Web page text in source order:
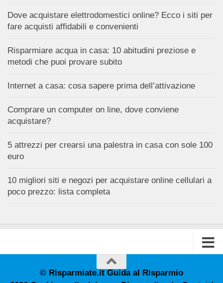
Dove acquistare elettrodomestici online? Ecco i siti per
fare acquisti affidabili e convenienti
Risparmiare acqua in casa: 10 abitudini preziose e
metodi che puoi provare subito
Internet a casa: cosa sapere prima dell’attivazione
Comprare un computer on line, dove conviene
acquistare?
5 attrezzi per crearsi una palestra in casa con sole 100
euro
10 migliori siti e negozi per acquistare online cellulari a
poco prezzo: lista completa
© Risparmiate.it Guida al Risparmio